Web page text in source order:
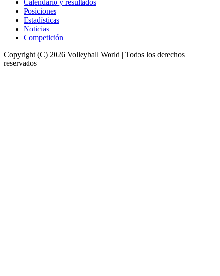
Calendario y resultados
Posiciones
Estadísticas
Noticias
Competición
Copyright (C) 2026 Volleyball World | Todos los derechos
reservados